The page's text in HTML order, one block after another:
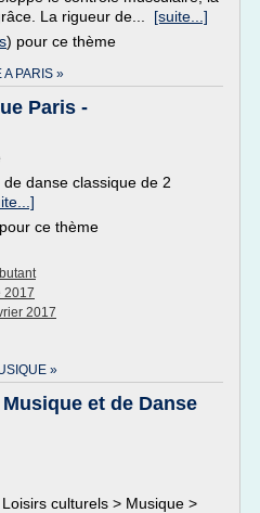
La rigueur de... [suite...]
) pour ce thème
PARIS »
Paris -
danse classique de 2
ce thème
2017
2017
»
et de Danse
culturels > Musique >